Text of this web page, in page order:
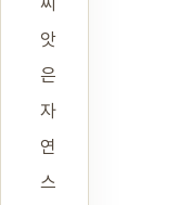
앗
은
자
연
스